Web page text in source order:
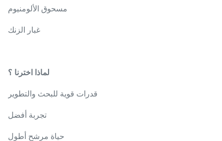
مسحوق الألومنيوم
غبار الزنك
لماذا اخترنا ؟
قدرات قوية للبحث والتطوير
تجربة أفضل
حياة مرشح أطول